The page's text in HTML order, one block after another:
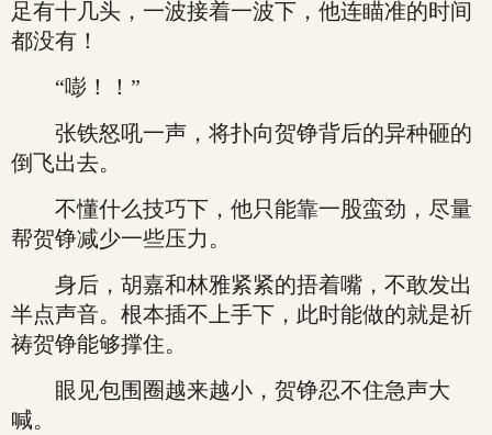
足有十几头，一波接着一波下，他连瞄准的时间
都没有！
“嘭！！”
张铁怒吼一声，将扑向贺铮背后的异种砸的
倒飞出去。
不懂什么技巧下，他只能靠一股蛮劲，尽量
帮贺铮减少一些压力。
身后，胡嘉和林雅紧紧的捂着嘴，不敢发出
半点声音。根本插不上手下，此时能做的就是祈
祷贺铮能够撑住。
眼见包围圈越来越小，贺铮忍不住急声大
喊。